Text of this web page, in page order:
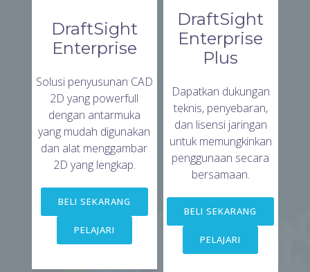
DraftSight
Enterprise
Solusi penyusunan CAD
2D yang powerfull
dengan antarmuka
yang mudah digunakan
dan alat menggambar
2D yang lengkap.
BELI SEKARANG
PELAJARI
DraftSight
Enterprise
Plus
Dapatkan dukungan
teknis, penyebaran,
dan lisensi jaringan
untuk memungkinkan
penggunaan secara
bersamaan.
BELI SEKARANG
PELAJARI